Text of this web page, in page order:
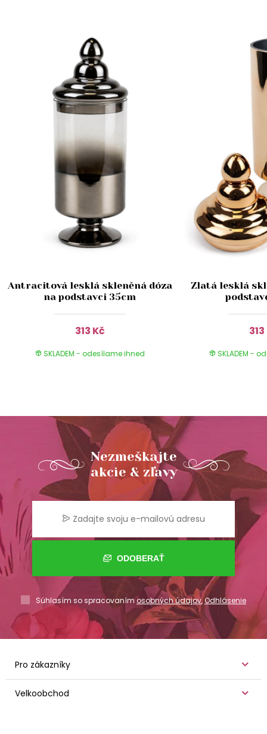
Antracitová lesklá skleněná dóza
na podstavci 35cm
313 Kč
SKLADEM - odesílame ihned
Zlatá lesklá
SKLADEM -
Nezmeškajte
akcie & zľavy
ODOBERAŤ
Súhlasím so spracovaním osobných údajov,Odhlásenie
Pro zákazníky
Velkoobchod